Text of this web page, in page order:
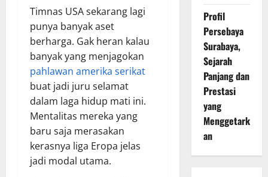
Timnas USA sekarang lagi
punya banyak aset
berharga. Gak heran kalau
banyak yang menjagokan
pahlawan amerika serikat
buat jadi juru selamat
dalam laga hidup mati ini.
Mentalitas mereka yang
baru saja merasakan
kerasnya liga Eropa jelas
jadi modal utama.
Profil
Persebaya
Surabaya,
Sejarah
Panjang dan
Prestasi
yang
Menggetark
an